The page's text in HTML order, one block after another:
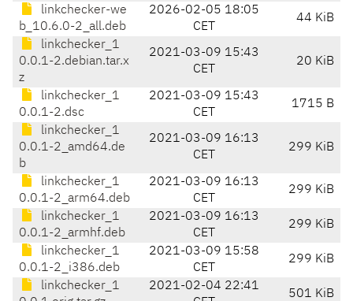
linkchecker-we
b_10.6.0-2_all.deb
2026-02-05 18:05
CET
44 KiB
linkchecker_1
0.0.1-2.debian.tar.x
z
2021-03-09 15:43
CET
20 KiB
linkchecker_1
0.0.1-2.dsc
2021-03-09 15:43
CET
1715 B
linkchecker_1
0.0.1-2_amd64.de
b
2021-03-09 16:13
CET
299 KiB
linkchecker_1
0.0.1-2_arm64.deb
2021-03-09 16:13
CET
299 KiB
linkchecker_1
0.0.1-2_armhf.deb
2021-03-09 16:13
CET
299 KiB
linkchecker_1
0.0.1-2_i386.deb
2021-03-09 15:58
CET
299 KiB
linkchecker_1
2021-02-04 22:41
501 KiB